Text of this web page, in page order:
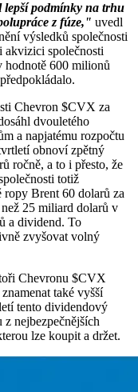
lepší podmínky na trhu
z fúze," uvedl
výsledků společnosti
akvizici společnosti
hodnotě 600 milionů
Chevron $CVX za
dvouletého
a napjatému rozpočtu
obnoví zpětný
ročně, a to i přesto, že
totiž
ropy Brent 60 dolarů za
25 miliard dolarů v
a dividend. To
zvyšovat volný
Chevronu $CVX
také vyšší
tento dividendový
z nejbezpečnějších
lze koupit a držet.